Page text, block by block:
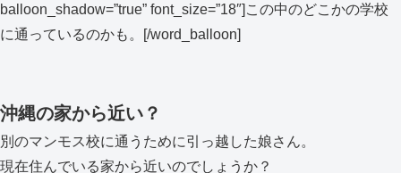
balloon_shadow=”true” font_size=”18″]この中のどこかの学校
に通っているのかも。[/word_balloon]
沖縄の家から近い？
別のマンモス校に通うために引っ越した娘さん。
現在住んでいる家から近いのでしょうか？